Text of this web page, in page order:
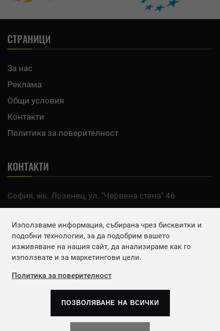
СТРАНИЦИ
За нас
Реклама
Общи условия
Контакти
Политика за поверителност
КОНТАКТИ
София, жк. Лозенец, ул. "Червена стена" 46
Email: office@agro.bg
FACEBOOK
Copyrights © 2026Агенция Европа ЕООД
Използваме информация, събирана чрез бисквитки и
подобни технологии, за да подобрим вашето
изживяване на нашия сайт, да анализираме как го
използвате и за маркетингови цели.
Политика за поверителност
ПОЗВОЛЯВАНЕ НА ВСИЧКИ